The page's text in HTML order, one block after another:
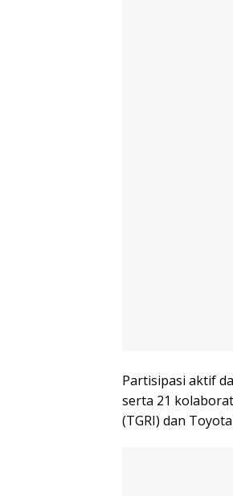
Partisipasi aktif
serta 21
(TGRI) dan